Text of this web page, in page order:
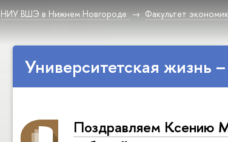
НИУ ВШЭ в Нижнем Новгороде Факультет
Университетская жизнь
Поздравляем Ксению